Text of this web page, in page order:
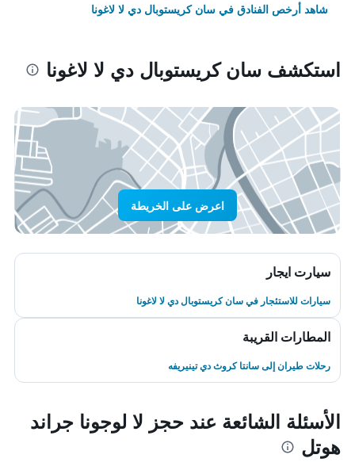
شاهد أرخص الفنادق في سان كريستوبال دي لا لاغونا
استكشف سان كريستوبال دي لا لاغونا
اعرض على الخريطة
سيارت ايجار
سيارات للاستئجار في سان كريستوبال دي لا لاغونا
المطارات القريبة
رحلات طيران إلى سانتا كروث دي تينيريفه
الأسئلة الشائعة عند حجز لا لوجونا جراند
هوتل